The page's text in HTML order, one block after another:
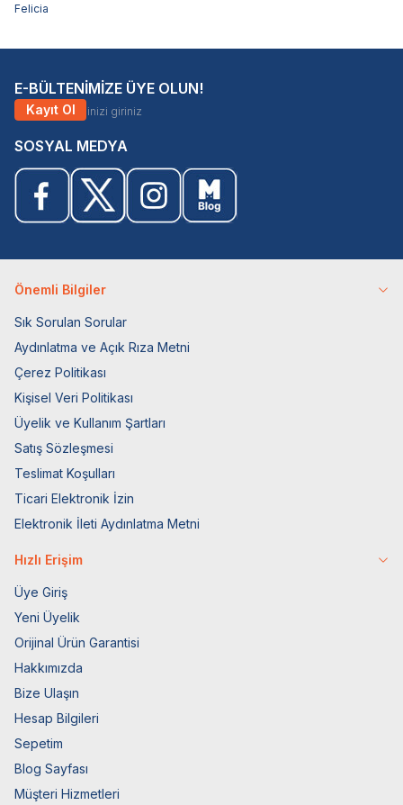
Felicia
E-BÜLTENİMİZE ÜYE OLUN!
Kayıt Ol
SOSYAL MEDYA
Önemli Bilgiler
Sık Sorulan Sorular
Aydınlatma ve Açık Rıza Metni
Çerez Politikası
Kişisel Veri Politikası
Üyelik ve Kullanım Şartları
Satış Sözleşmesi
Teslimat Koşulları
Ticari Elektronik İzin
Elektronik İleti Aydınlatma Metni
Hızlı Erişim
Üye Giriş
Yeni Üyelik
Orijinal Ürün Garantisi
Hakkımızda
Bize Ulaşın
Hesap Bilgileri
Sepetim
Blog Sayfası
Müşteri Hizmetleri